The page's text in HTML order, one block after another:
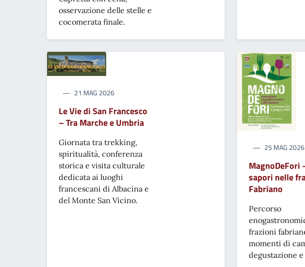
osservazione delle stelle e
cocomerata finale.
21 MAG 2026
Le Vie di San Francesco
– Tra Marche e Umbria
Giornata tra trekking,
spiritualità, conferenza
storica e visita culturale
dedicata ai luoghi
francescani di Albacina e
del Monte San Vicino.
25 MAG 2026
MagnoDeFori
sapori nelle
Fabriano
Percorso
frazioni
momenti di
degustazione